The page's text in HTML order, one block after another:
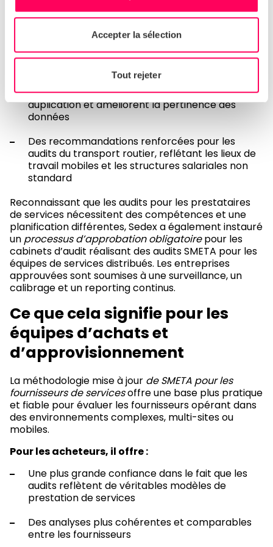
Accepter la sélection
Tout rejeter
Des directives élargies sur la manière dont les
auditeurs doivent gérer
par les clientsou tiers, soutenant un jugement
plus cohérent de l’auditeur
Des modèles de rapports affinés qui réduisent la
duplication et améliorent la pertinence des
données
Des recommandations renforcées pour les
audits du transport routier, reflétant les lieux de
travail mobiles et les structures salariales non
standard
Reconnaissant que les audits pour les prestataires
de services nécessitent des compétences et une
planification différentes, Sedex a également instauré
un processus d’approbation obligatoirepour les
cabinets d’audit réalisant des audits SMETA pour les
équipes de services distribués. Les entreprises
approuvées sont soumises à une surveillance, un
calibrage et un reporting continus.
Ce que cela signifie pour les
équipes d’achats et
d’approvisionnement
La méthodologie mise à jour de SMETA pour les
fournisseurs de servicesoffre une base plus pratique
et fiable pour évaluer les fournisseurs opérant dans
des environnements complexes, multi-sites ou
mobiles.
Pour les acheteurs, il offre :
Une plus grande confiance dans le fait que les
audits reflètent de véritables modèles de
prestation de services
Des analyses plus cohérentes et comparables
entre les fournisseurs